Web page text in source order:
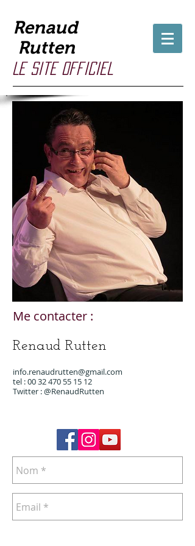
Renaud
Rutten
Le site officiel
Me contacter :
Renaud Rutten
info.renaudrutten@gmail.com
tel : 00 32470 55 15 12
Twitter :@RenaudRutten